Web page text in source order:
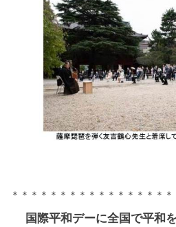
＊＊＊＊＊＊＊＊＊＊＊＊＊＊＊＊＊
国際平和デーに全国で平和